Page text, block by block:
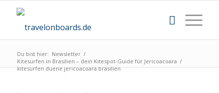
Du bist hier: Newsletter /
Kitesurfen in Brasilien – dein Kitespot-Guide für Jericoacoara /
kitesurfen duene jericoacoara brasilien